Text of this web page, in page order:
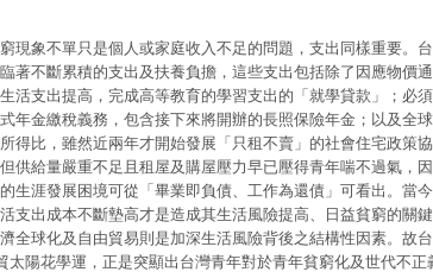
現象不單只是個人或家庭收入不足的問題，支出同樣重要。台
著不斷累積的支出及扶養負擔，這些支出包括除了因應物價通
活支出提高，完成高等教育的學習支出的「就學貸款」；必須
年金繳稅義務，包含接下來將開辦的長照保險年金；以及全球
得比，雖然近兩年才開始發展「只租不賣」的社會住宅政策協
供給量嚴重不足且租屋及購屋壓力早已壓得青年喘不過氣，因
生涯發展困境可從「畢業即負債、工作為還債」可看出。當今
支出成本不斷墊高才是造成其生活風險提高、日益貧窮的關鍵
全球化及自由貿易則是加深生活風險背後之結構性因素。故台
太陽花學運，正是突顯出台灣青年對於青年貧窮化及世代不正